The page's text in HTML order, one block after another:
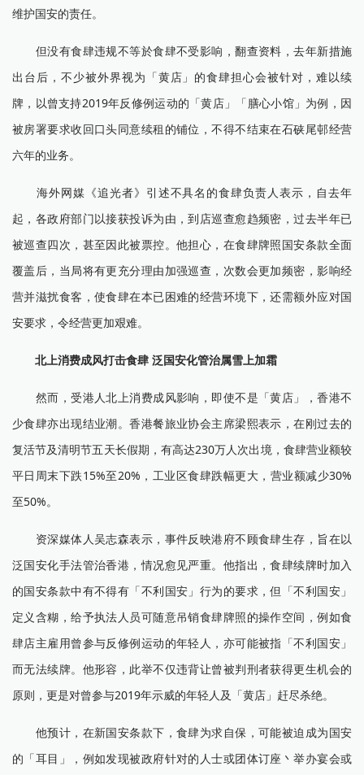
维护国安的责任。
但没有食肆违规不等於食肆不受影响，翻查资料，去年新措施
出台后，不少被外界视为「黄店」的食肆担心会被针对，难以续
牌，以曾支持2019年反修例运动的「黄店」「膳心小馆」为例，因
被房署要求收回口头同意续租的铺位，不得不结束在石硖尾邨经营
六年的业务。
海外网媒《追光者》引述不具名的食肆负责人表示，自去年
起，各政府部门以接获投诉为由，到店巡查愈趋频密，过去半年已
被巡查四次，甚至因此被票控。他担心，在食肆牌照国安条款全面
覆盖后，当局将有更充分理由加强巡查，次数会更加频密，影响经
营并滋扰食客，使食肆在本已困难的经营环境下，还需额外应对国
安要求，令经营更加艰难。
北上消费成风打击食肆 泛国安化管治属雪上加霜
然而，受港人北上消费成风影响，即使不是「黄店」，香港不
少食肆亦出现结业潮。香港餐旅业协会主席梁熙表示，在刚过去的
复活节及清明节五天长假期，有高达230万人次出境，食肆营业额较
平日周末下跌15%至20%，工业区食肆跌幅更大，营业额减少30%
至50%。
资深媒体人吴志森表示，事件反映港府不顾食肆生存，旨在以
泛国安化手法管治香港，情况愈见严重。他指出，食肆续牌时加入
的国安条款中有不得有「不利国安」行为的要求，但「不利国安」
定义含糊，给予执法人员可随意吊销食肆牌照的操作空间，例如食
肆店主雇用曾参与反修例运动的年轻人，亦可能被指「不利国安」
而无法续牌。他形容，此举不仅违背让曾被判刑者获得更生机会的
原则，更是对曾参与2019年示威的年轻人及「黄店」赶尽杀绝。
他预计，在新国安条款下，食肆为求自保，可能被迫成为国安
的「耳目」，例如发现被政府针对的人士或团体订座丶举办宴会或